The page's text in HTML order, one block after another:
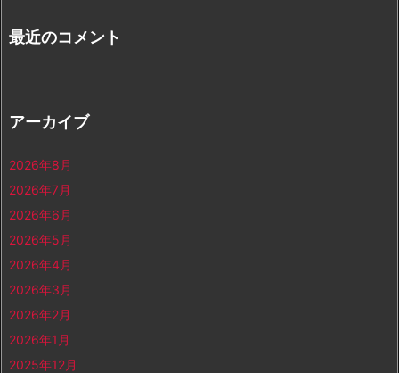
最近のコメント
アーカイブ
2026年8月
2026年7月
2026年6月
2026年5月
2026年4月
2026年3月
2026年2月
2026年1月
2025年12月